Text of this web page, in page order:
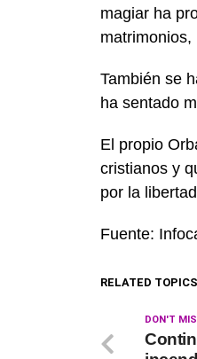
magiar ha
También se
ha sentado
El propio
cristianos y
por la
Fuente:
RELATED
DON'T